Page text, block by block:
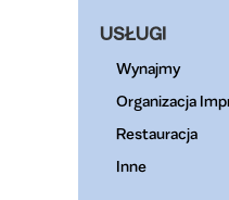
USŁUGI
Wynajmy
Organizacja
Restauracja
Inne